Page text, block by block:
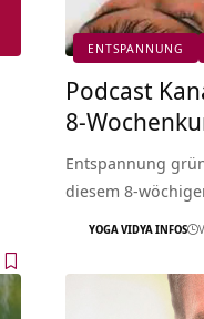
ENTSPANNUNG
Podcast
8-
Entspannung
diesem 8-
YOGA VIDYA INFOS